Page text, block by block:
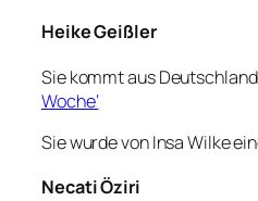
Heike Geißler
Sie kommt aus
Woche‘
Sie wurde von Insa Wilke
Necati Öziri